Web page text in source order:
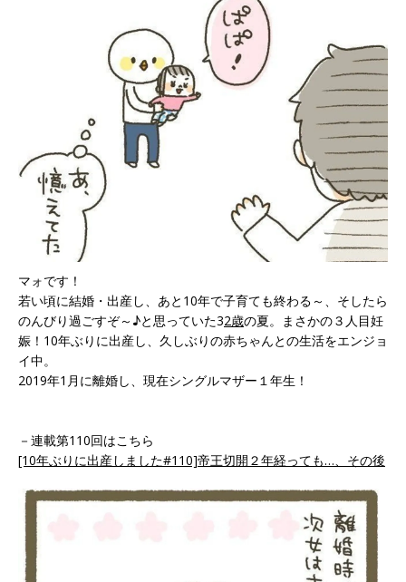
マォです！
若い頃に結婚・出産し、あと10年で子育ても終わる～、そしたら
のんびり過ごすぞ～♪と思っていた32歳の夏。まさかの３人目妊
娠！10年ぶりに出産し、久しぶりの赤ちゃんとの生活をエンジョ
イ中。
2019年1月に離婚し、現在シングルマザー１年生！
－連載第110回はこちら
[10年ぶりに出産しました#110]帝王切開２年経っても…、その後